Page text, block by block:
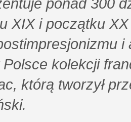
ponad 300
XIX i początku
kolekcji
którą tworzył